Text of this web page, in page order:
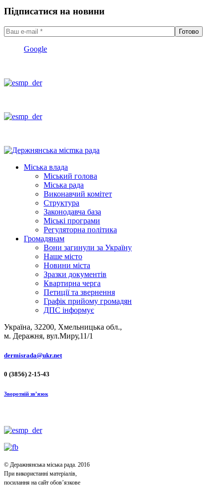
Підписатися на новини
Google
Міська влада
Міський голова
Міська рада
Виконавчий комітет
Структура
Законодавча база
Міські програми
Регуляторна політика
Громадянам
Вони загинули за Україну
Наше місто
Новини міста
Зразки документів
Квартирна черга
Петиції та звернення
Графік прийому громадян
ДПС інформує
Україна, 32200, Хмельницька обл.,
м. Деражня, вул.Миру,11/1
dermisrada@ukr.net
0 (3856) 2-15-43
Зворотній зв’язок
© Деражнянська міська рада. 2016
При використанні матеріалів,
посилання на сайт обов’язкове